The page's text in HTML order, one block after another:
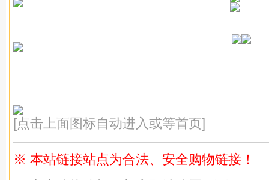
[点击上面图标自动进入或等首页]
※ 本站链接站点为合法、安全购物链接！